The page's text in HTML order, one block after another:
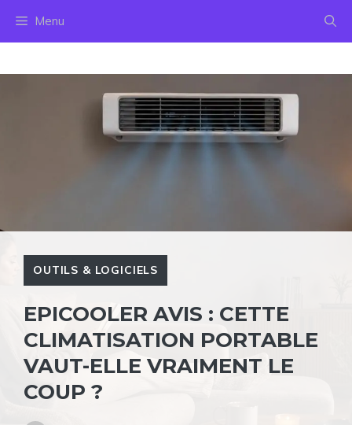
Menu
OUTILS & LOGICIELS
EPICOOLER AVIS : CETTE
CLIMATISATION PORTABLE
VAUT-ELLE VRAIMENT LE
COUP ?